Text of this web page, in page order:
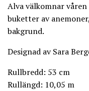
Alva välkomnar
buketter av
bakgrund.
Designad av Sara
Rullbredd: 53 cm
Rullängd: 10,05 m